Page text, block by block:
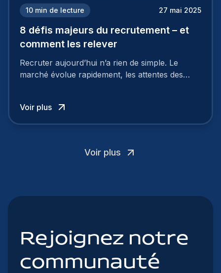
10 min de lecture 27 mai 2025
8 défis majeurs du recrutement – et
comment les relever
Recruter aujourd’hui n’a rien de simple. Le
marché évolue rapidement, les attentes des
profils qualifiés, processus trop longs, mauvaise
image employeur… Et surtout : les candidats ne
Voir plus
Voir plus
Rejoignez notre
communauté